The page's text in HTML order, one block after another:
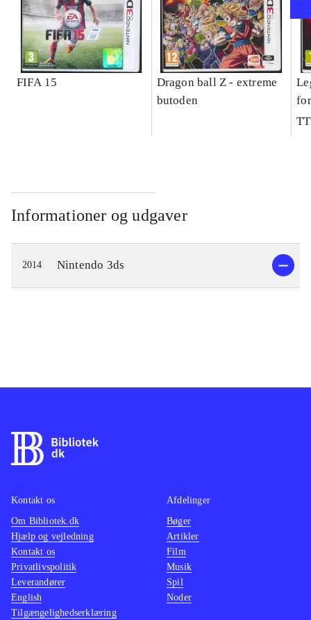
FIFA 15
Dragon ball Z - extreme
butoden
Informationer og udgaver
2014 Nintendo 3ds
Kontakt os
Om Bibliotek.dk
Hjælp og vejledning
Kontakt os
Privatlivspolitik
Leverandører
English
Tilgængelighedserklæring
Afdelinger
Bøger
Artikler
Film
Musik
Spil
Noder